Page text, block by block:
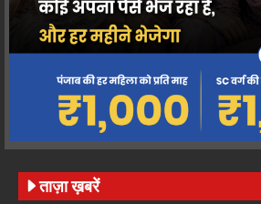
ताज़ा ख़बरें